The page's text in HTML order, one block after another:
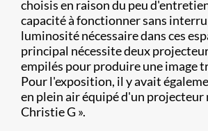
choisis en raison du peu
capacité à fonctionner sans
luminosité nécessaire dans ces
principal nécessite deux
empilés pour produire une image
Pour l'exposition, il y avait
en plein air équipé d'un projecteur
Christie G ».